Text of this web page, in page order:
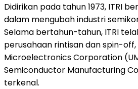
Didirikan pada tahun 1973, ITRI
dalam mengubah industri
Selama bertahun-tahun, ITRI
perusahaan rintisan dan spin-
Microelectronics Corporation
Semiconductor Manufacturing
terkenal.